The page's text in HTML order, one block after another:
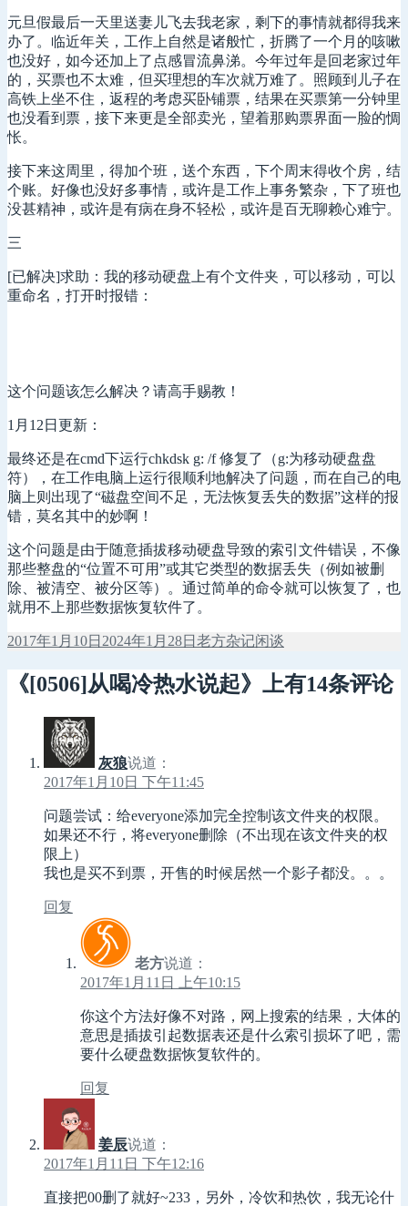
元旦假最后一天里送妻儿飞去我老家，剩下的事情就都得我来
办了。临近年关，工作上自然是诸般忙，折腾了一个月的咳嗽
也没好，如今还加上了点感冒流鼻涕。今年过年是回老家过年
的，买票也不太难，但买理想的车次就万难了。照顾到儿子在
高铁上坐不住，返程的考虑买卧铺票，结果在买票第一分钟里
也没看到票，接下来更是全部卖光，望着那购票界面一脸的惆
怅。
接下来这周里，得加个班，送个东西，下个周末得收个房，结
个账。好像也没好多事情，或许是工作上事务繁杂，下了班也
没甚精神，或许是有病在身不轻松，或许是百无聊赖心难宁。
三
[已解决]求助：我的移动硬盘上有个文件夹，可以移动，可以
重命名，打开时报错：
这个问题该怎么解决？请高手赐教！
1月12日更新：
最终还是在cmd下运行chkdsk g: /f 修复了（g:为移动硬盘盘
符），在工作电脑上运行很顺利地解决了问题，而在自己的电
脑上则出现了“磁盘空间不足，无法恢复丢失的数据”这样的报
错，莫名其中的妙啊！
这个问题是由于随意插拔移动硬盘导致的索引文件错误，不像
那些整盘的“位置不可用”或其它类型的数据丢失（例如被删
除、被清空、被分区等）。通过简单的命令就可以恢复了，也
就用不上那些数据恢复软件了。
发
于
2017年1月10日 2024年1月28日 作
老方分
杂记闲谈
《[0506]从喝冷热水说起》上有14条评论
灰狼说道：
2017年1月10日 下午11:45
问题尝试：给everyone添加完全控制该文件夹的权限。
如果还不行，将everyone删除（不出现在该文件夹的权
限上）
我也是买不到票，开售的时候居然一个影子都没。。。
回复
老方说道：
2017年1月11日 上午10:15
你这个方法好像不对路，网上搜索的结果，大体的
意思是插拔引起数据表还是什么索引损坏了吧，需
要什么硬盘数据恢复软件的。
回复
姜辰说道：
2017年1月11日 下午12:16
直接把00删了就好~233，另外，冷饮和热饮，我无论什